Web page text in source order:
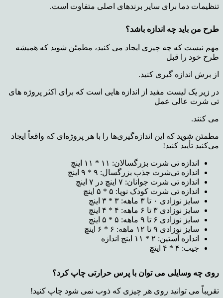
تنظیمات دما برای سایر برندهای اصلی متفاوت است.
طرح من باید چه اندازه باشد؟
مهم نیست که چه چیزی ایجاد می کنید، مطمئن شوید که همیشه
طرح خود را قبل
از برش اندازه گیری کنید.
در زیر یک لیست مفید از اندازه هایی است که برای اکثر پروژه های
تی شرت عالی عمل
می کنند.
مطمئن شوید که این اندازه‌گیری‌ها را با هر پروژه‌ای که واقعاً ایجاد
می‌کنید تأیید کنید!
اندازه تی شرت بزرگسالان: ۱۱ * ۱۱ اینچ
اندازه تی‌شرت جذب بزرگسال: ۹ * ۹ اینچ
اندازه تی شرت جوانان: ۷ اینچ در ۷ اینچ
اندازه تی شرت کودک نوپا: ۵ * ۵ اینچ
سایز نوزادی ۰ تا ۳ ماهه: ۳ * ۳ اینچ
سایز نوزادی ۳ تا ۶ ماهه: ۴ * ۴ اینچ
سایز نوزادی ۶ تا ۹ ماهه: ۵ * ۵ اینچ
سایز نوزادی ۹ تا ۱۲ ماهه: ۶ * ۶ اینچ
اندازه آستین: ۲ * ۱۱ اینچ اندازه
جیب: ۴ * ۴ اینچ
روی چه وسایلی می توان با پرس حرارتی چاپ کرد؟
تقریباً می توانید روی هر چیزی که ذوب نمی شود چاپ کنید!